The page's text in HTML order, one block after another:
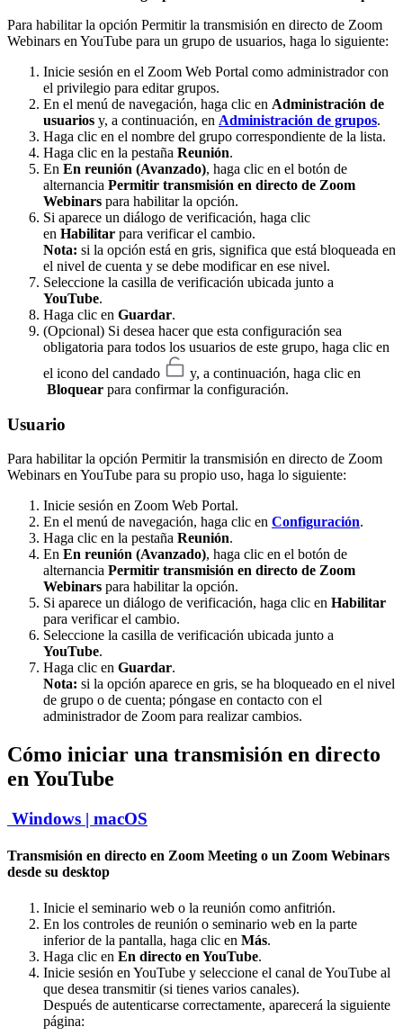
Para habilitar la opción Permitir la transmisión en directo de Zoom
Webinars en YouTube para un grupo de usuarios, haga lo siguiente:
Inicie sesión en el Zoom Web Portal como administrador con
el privilegio para editar grupos.
En el menú de navegación, haga clic en Administración de
usuarios y, a continuación, en Administración de grupos.
Haga clic en el nombre del grupo correspondiente de la lista.
Haga clic en la pestaña Reunión.
En En reunión (Avanzado), haga clic en el botón de
alternancia Permitir transmisión en directo de Zoom
Webinars para habilitar la opción.
Si aparece un diálogo de verificación, haga clic
en Habilitar para verificar el cambio.
Nota: si la opción está en gris, significa que está bloqueada en
el nivel de cuenta y se debe modificar en ese nivel.
Seleccione la casilla de verificación ubicada junto a
YouTube.
Haga clic en Guardar.
(Opcional) Si desea hacer que esta configuración sea
obligatoria para todos los usuarios de este grupo, haga clic en
el icono del candado
y, a continuación, haga clic en
Bloquear para confirmar la configuración.
Usuario
Para habilitar la opción Permitir la transmisión en directo de Zoom
Webinars en YouTube para su propio uso, haga lo siguiente:
Inicie sesión en Zoom Web Portal.
En el menú de navegación, haga clic en Configuración.
Haga clic en la pestaña Reunión.
En En reunión (Avanzado), haga clic en el botón de
alternancia Permitir transmisión en directo de Zoom
Webinars para habilitar la opción.
Si aparece un diálogo de verificación, haga clic en Habilitar
para verificar el cambio.
Seleccione la casilla de verificación ubicada junto a
YouTube.
Haga clic en Guardar.
Nota: si la opción aparece en gris, se ha bloqueado en el nivel
de grupo o de cuenta; póngase en contacto con el
administrador de Zoom para realizar cambios.
Cómo iniciar una transmisión en directo
en YouTube
Windows | macOS
Transmisión en directo en Zoom Meeting o un Zoom Webinars
desde su desktop
Inicie el seminario web o la reunión como anfitrión.
En los controles de reunión o seminario web en la parte
inferior de la pantalla, haga clic en Más.
Haga clic en En directo en YouTube.
Inicie sesión en YouTube y seleccione el canal de YouTube al
que desea transmitir (si tienes varios canales).
Después de autenticarse correctamente, aparecerá la siguiente
página: